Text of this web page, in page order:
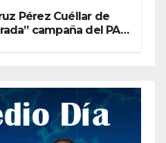
Pérez Cuéllar de
campaña del PAN